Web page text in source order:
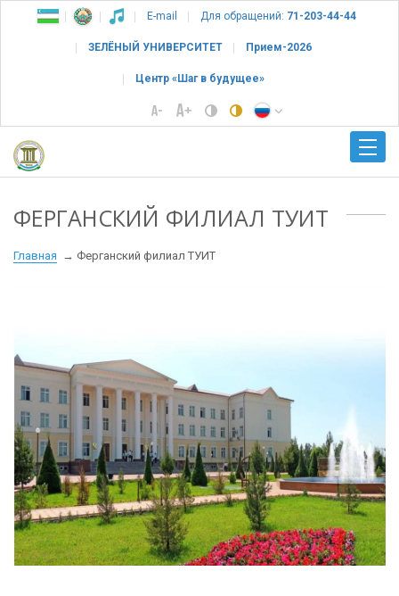
E-mail Для обращений: 71-203-44-44
ЗЕЛЁНЫЙ УНИВЕРСИТЕТ Прием-2026
Центр «Шаг в будущее»
ФЕРГАНСКИЙ ФИЛИАЛ ТУИТ
Главная Ферганский филиал ТУИТ